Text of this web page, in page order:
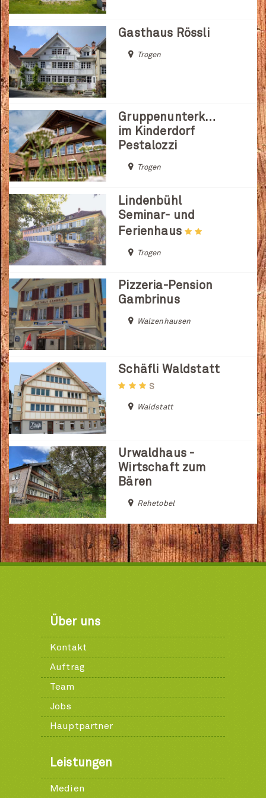
Gasthaus Rössli
Trogen
Gruppenunterkünfte
im Kinderdorf
Pestalozzi
Trogen
Lindenbühl
Seminar- und
Ferienhaus
Trogen
Pizzeria-Pension
Gambrinus
Walzenhausen
Schäfli Waldstatt
S
Waldstatt
Urwaldhaus -
Wirtschaft zum
Bären
Rehetobel
Über uns
Kontakt
Auftrag
Team
Jobs
Hauptpartner
Leistungen
Medien